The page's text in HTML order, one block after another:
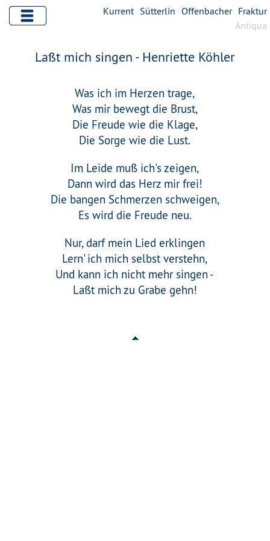
Kurrent Sütterlin Offenbacher Fraktur
Antiqua
Laßt mich singen - Henriette Köhler
Was ich im Herzen trage,
Was mir bewegt die Brust,
Die Freude wie die Klage,
Die Sorge wie die Lust.
Im Leide muß ich's zeigen,
Dann wird das Herz mir frei!
Die bangen Schmerzen schweigen,
Es wird die Freude neu.
Nur, darf mein Lied erklingen
Lern' ich mich selbst verstehn,
Und kann ich nicht mehr singen -
Laßt mich zu Grabe gehn!